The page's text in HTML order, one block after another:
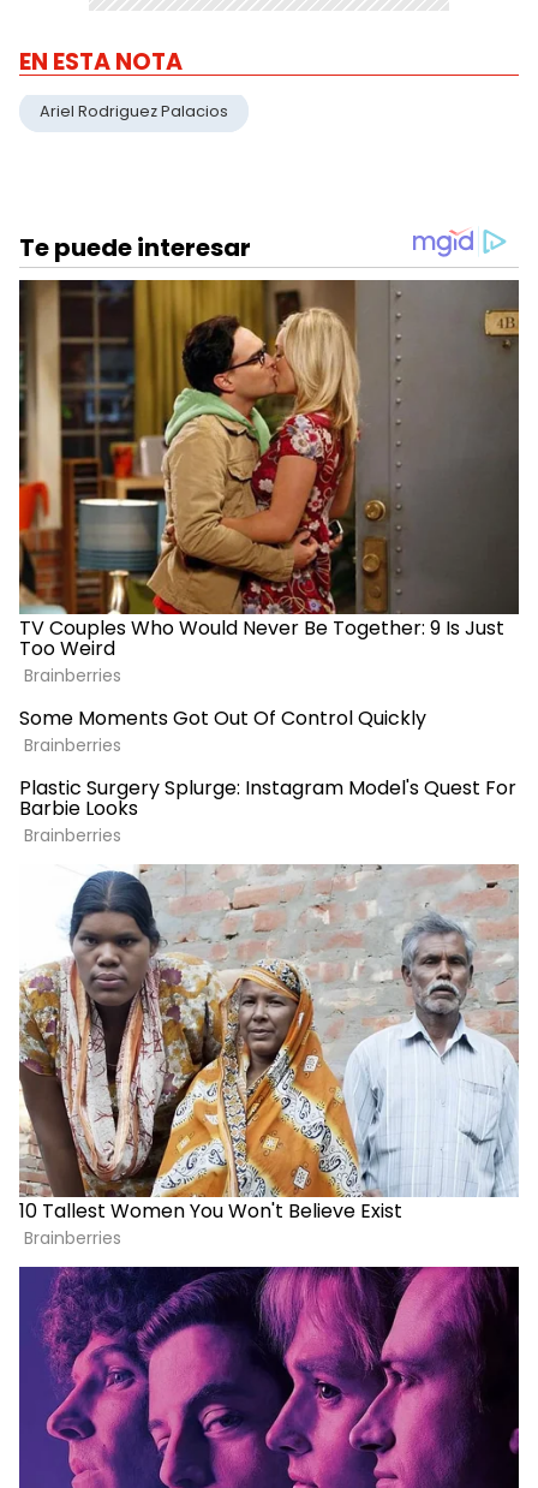
EN ESTA NOTA
Ariel Rodriguez Palacios